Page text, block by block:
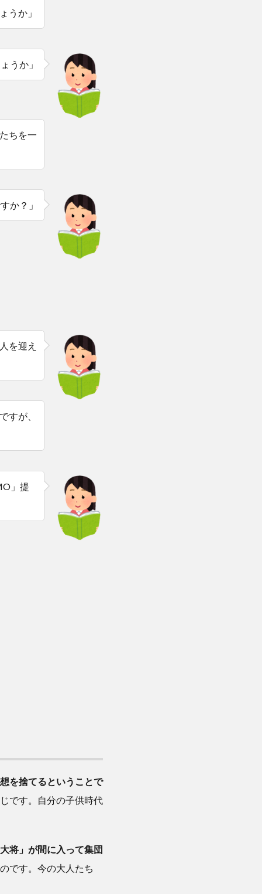
うか」
うか」
ちを一
か？」
を迎え
すが、
」提
を捨てるということで
です。自分の子供時代
将」が間に入って集団
です。今の大人たち